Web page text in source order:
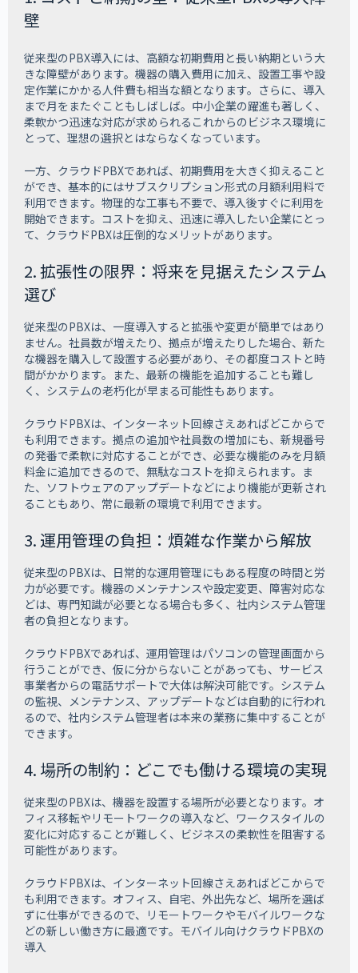
壁
従来型のPBX導入には、高額な初期費用と長い納期という大
きな障壁があります。機器の購入費用に加え、設置工事や設
定作業にかかる人件費も相当な額となります。さらに、導入
まで月をまたぐこともしばしば。中小企業の躍進も著しく、
柔軟かつ迅速な対応が求められるこれからのビジネス環境に
とって、理想の選択とはならなくなっています。
一方、クラウドPBXであれば、初期費用を大きく抑えること
ができ、基本的にはサブスクリプション形式の月額利用料で
利用できます。物理的な工事も不要で、導入後すぐに利用を
開始できます。コストを抑え、迅速に導入したい企業にとっ
て、クラウドPBXは圧倒的なメリットがあります。
2. 拡張性の限界：将来を見据えたシステム
選び
従来型のPBXは、一度導入すると拡張や変更が簡単ではあり
ません。社員数が増えたり、拠点が増えたりした場合、新た
な機器を購入して設置する必要があり、その都度コストと時
間がかかります。また、最新の機能を追加することも難し
く、システムの老朽化が早まる可能性もあります。
クラウドPBXは、インターネット回線さえあればどこからで
も利用できます。拠点の追加や社員数の増加にも、新規番号
の発番で柔軟に対応することができ、必要な機能のみを月額
料金に追加できるので、無駄なコストを抑えられます。ま
た、ソフトウェアのアップデートなどにより機能が更新され
ることもあり、常に最新の環境で利用できます。
3. 運用管理の負担：煩雑な作業から解放
従来型のPBXは、日常的な運用管理にもある程度の時間と労
力が必要です。機器のメンテナンスや設定変更、障害対応な
どは、専門知識が必要となる場合も多く、社内システム管理
者の負担となります。
クラウドPBXであれば、運用管理はパソコンの管理画面から
行うことができ、仮に分からないことがあっても、サービス
事業者からの電話サポートで大体は解決可能です。システム
の監視、メンテナンス、アップデートなどは自動的に行われ
るので、社内システム管理者は本来の業務に集中することが
できます。
4. 場所の制約：どこでも働ける環境の実現
従来型のPBXは、機器を設置する場所が必要となります。オ
フィス移転やリモートワークの導入など、ワークスタイルの
変化に対応することが難しく、ビジネスの柔軟性を阻害する
可能性があります。
クラウドPBXは、インターネット回線さえあればどこからで
も利用できます。オフィス、自宅、外出先など、場所を選ば
ずに仕事ができるので、リモートワークやモバイルワークな
どの新しい働き方に最適です。モバイル向けクラウドPBXの
導入